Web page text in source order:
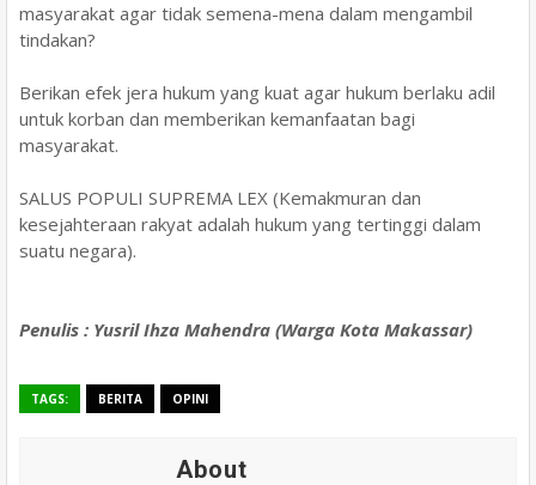
masyarakat agar tidak semena-mena dalam mengambil
tindakan?
Berikan efek jera hukum yang kuat agar hukum berlaku adil
untuk korban dan memberikan kemanfaatan bagi
masyarakat.
SALUS POPULI SUPREMA LEX (Kemakmuran dan
kesejahteraan rakyat adalah hukum yang tertinggi dalam
suatu negara).
Penulis : Yusril Ihza Mahendra (Warga Kota Makassar)
TAGS: BERITA OPINI
About